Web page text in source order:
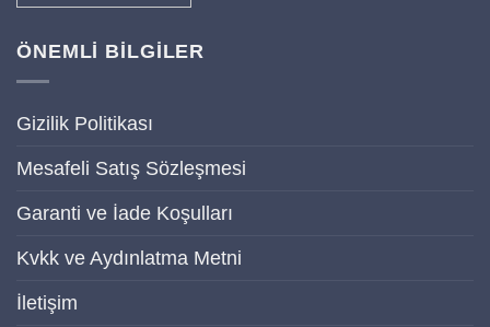
ÖNEMLİ BİLGİLER
Gizilik Politikası
Mesafeli Satış Sözleşmesi
Garanti ve İade Koşulları
Kvkk ve Aydınlatma Metni
İletişim